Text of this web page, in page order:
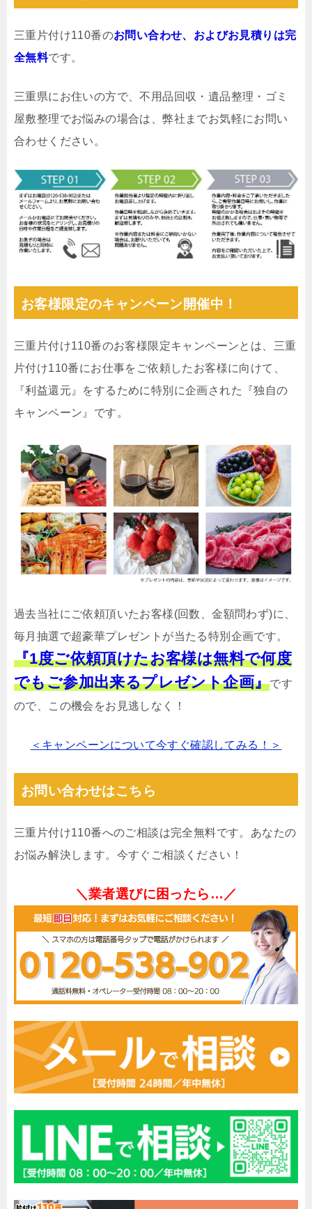
三重片付け110番のお問い合わせ、およびお見積りは完
全無料です。
三重県にお住いの方で、不用品回収・遺品整理・ゴミ
屋敷整理でお悩みの場合は、弊社までお気軽にお問い
合わせください。
お客様限定のキャンペーン開催中！
三重片付け110番のお客様限定キャンペーンとは、三重
片付け110番にお仕事をご依頼したお客様に向けて、
『利益還元』をするために特別に企画された『独自の
キャンペーン』です。
過去当社にご依頼頂いたお客様(回数、金額問わず)に、
毎月抽選で超豪華プレゼントが当たる特別企画です。
『1度ご依頼頂けたお客様は無料で何度
でもご参加出来るプレゼント企画』です
ので、この機会をお見逃しなく！
＜キャンペーンについて今すぐ確認してみる！＞
お問い合わせはこちら
三重片付け110番へのご相談は完全無料です。あなたの
お悩み解決します。今すぐご相談ください！
＼業者選びに困ったら…／